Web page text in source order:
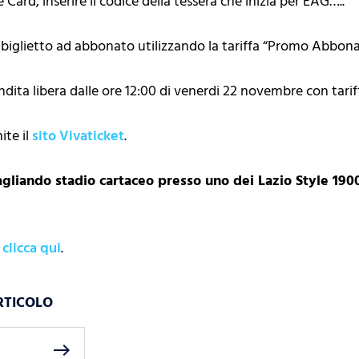
ad abbonato utilizzando la tariffa “Promo
libera dalle ore 12:00 di venerdi 22 novembre con
il sito Vivaticket.
stadio cartaceo presso uno dei Lazio Style
clicca qui.
east